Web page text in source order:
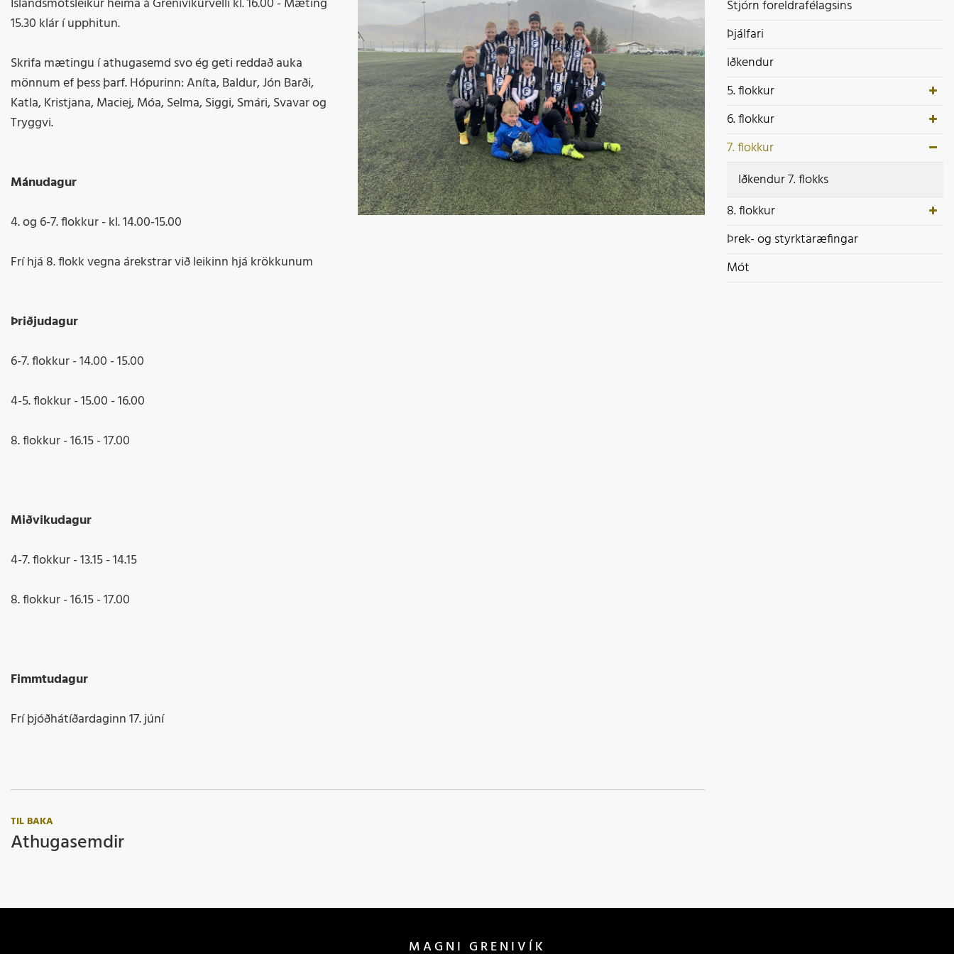
Mót
15.30 klár í upphitun.
Skrifa mætingu í athugasemd svo ég geti reddað auka
mönnum ef þess þarf. Hópurinn: Aníta, Baldur, Jón Barði,
Katla, Kristjana, Maciej, Móa, Selma, Siggi, Smári, Svavar og
Tryggvi.
Mánudagur
4. og 6-7. flokkur - kl. 14.00-15.00
Frí hjá 8. flokk vegna árekstrar við leikinn hjá krökkunum
Þriðjudagur
6-7. flokkur - 14.00 - 15.00
4-5. flokkur - 15.00 - 16.00
8. flokkur - 16.15 - 17.00
Miðvikudagur
4-7. flokkur - 13.15 - 14.15
8. flokkur - 16.15 - 17.00
Fimmtudagur
Frí þjóðhátíðardaginn 17. júní
TIL BAKA
Athugasemdir
Stjórn foreldrafélagsins
Þjálfari
Iðkendur
5. flokkur
6. flokkur
7. flokkur
Iðkendur 7. flokks
8. flokkur
Þrek- og styrktaræfingar
Mót
MAGNI GRENIVÍK